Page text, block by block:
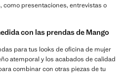
como presentaciones, entrevistas o
con las prendas de Mango
para tus looks de oficina de mujer
atemporal y los acabados de calidad
combinar con otras piezas de tu